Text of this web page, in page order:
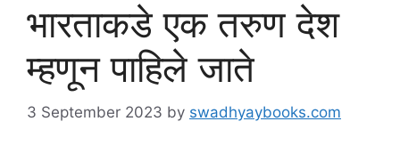
भारताकडे एक तरुण देश
म्हणून पाहिले जाते
3 September 2023 by swadhyaybooks.com